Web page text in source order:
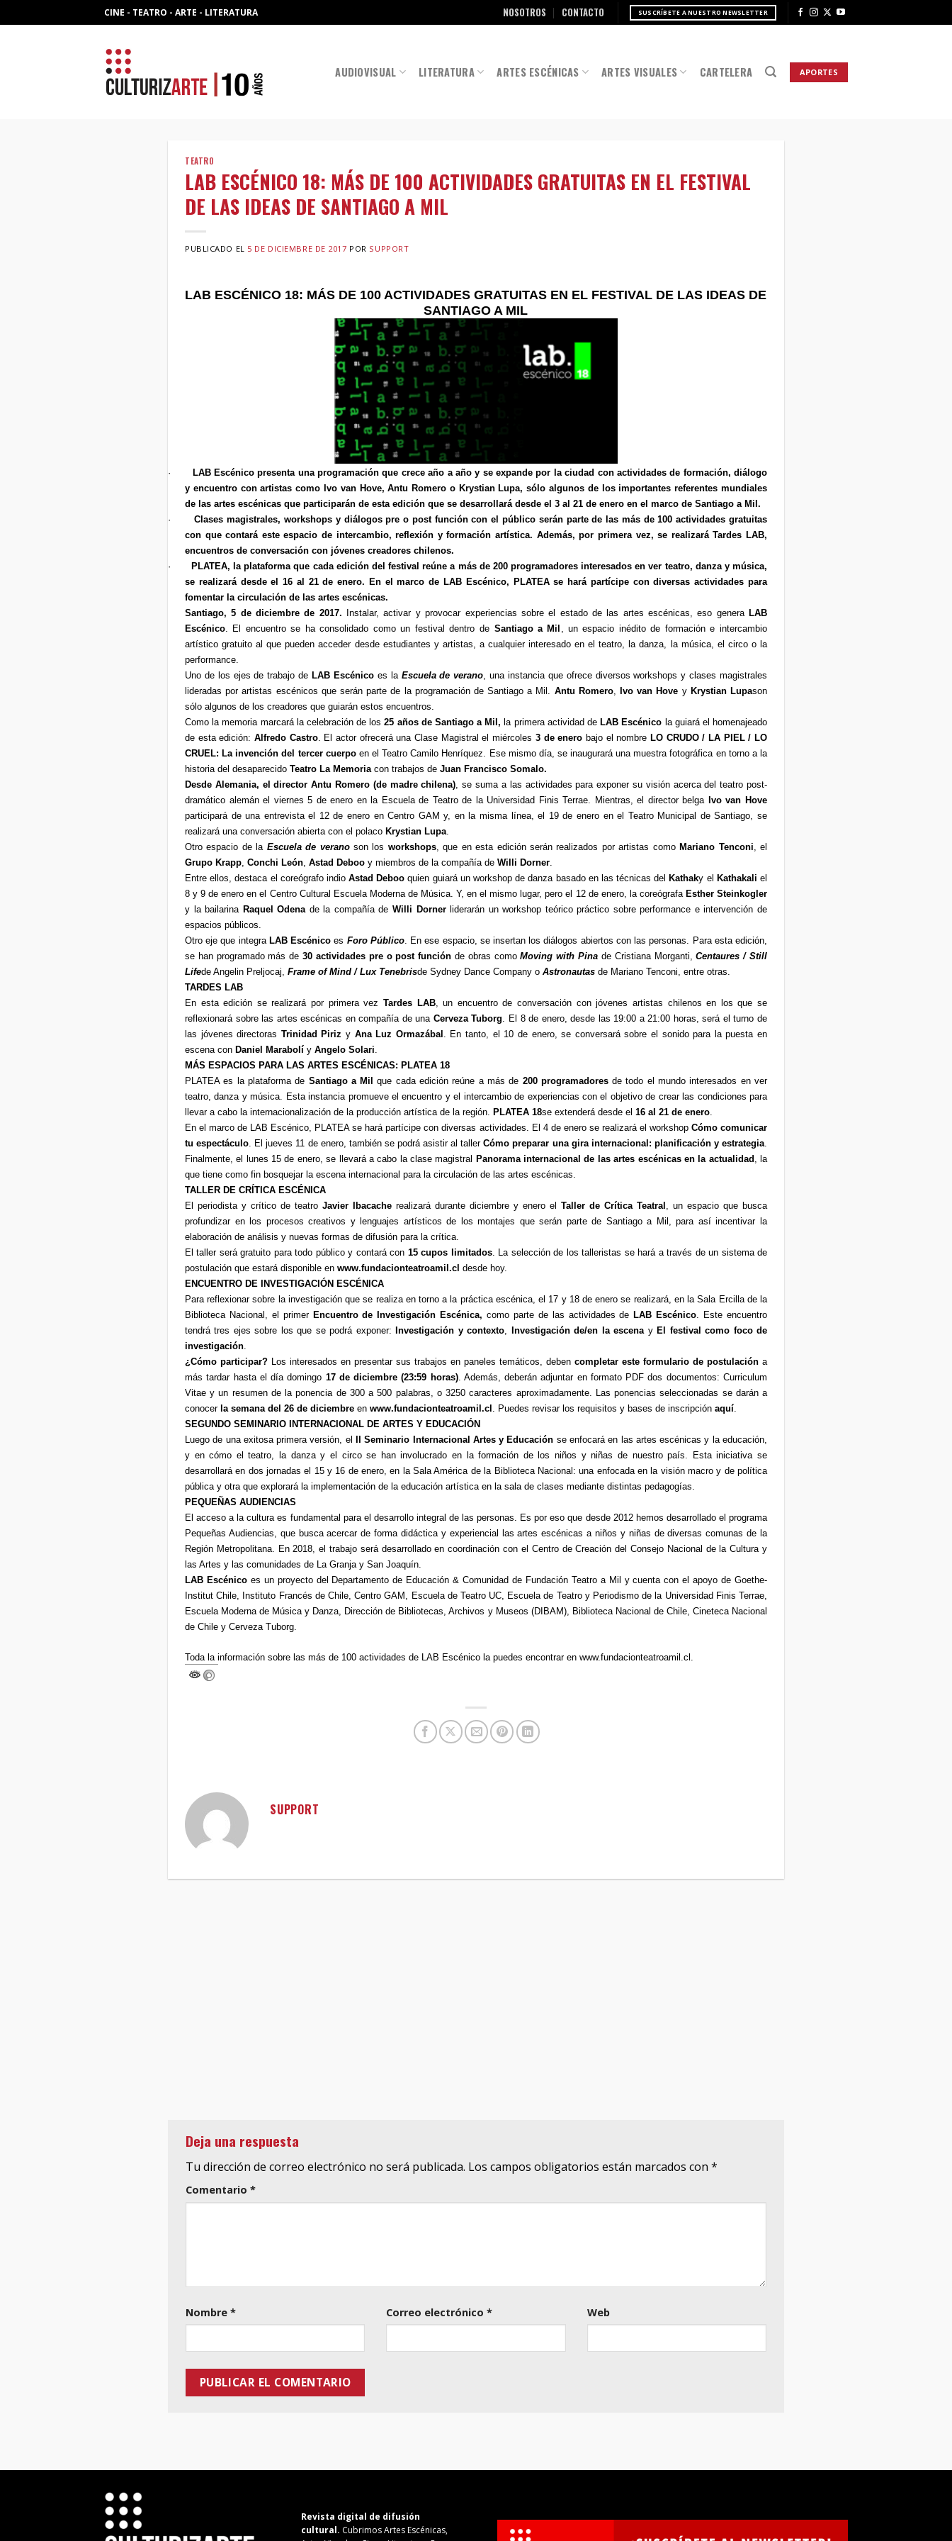
to
CINE - TEATRO - ARTE - LITERATURA NOSOTROS CONTACTO SUSCRÍBETE A NUESTRO NEWSLETTER
AUDIOVISUAL LITERATURA ARTES ESCÉNICAS ARTES VISUALES CARTELERA APORTES
TEATRO
LAB ESCÉNICO 18: MÁS DE 100 ACTIVIDADES GRATUITAS EN EL FESTIVAL
DE LAS IDEAS DE SANTIAGO A MIL
PUBLICADO EL 5 DE DICIEMBRE DE 2017 POR SUPPORT
LAB ESCÉNICO 18: MÁS DE 100 ACTIVIDADES GRATUITAS EN EL FESTIVAL DE LAS IDEAS DE
SANTIAGO A MIL
·
LAB Escénico presenta una programación que crece año a año y se expande por la ciudad con actividades de formación, diálogo
y encuentro con artistas como Ivo van Hove, Antu Romero o Krystian Lupa, sólo algunos de los importantes referentes mundiales
de las artes escénicas que participarán de esta edición que se desarrollará desde el 3 al 21 de enero en el marco de Santiago a Mil.
·
Clases magistrales, workshops y diálogos pre o post función con el público serán parte de las más de 100 actividades gratuitas
con que contará este espacio de intercambio, reflexión y formación artística. Además, por primera vez, se realizará Tardes LAB,
encuentros de conversación con jóvenes creadores chilenos.
·
PLATEA, la plataforma que cada edición del festival reúne a más de 200 programadores interesados en ver teatro, danza y música,
se realizará desde el 16 al 21 de enero. En el marco de LAB Escénico, PLATEA se hará partícipe con diversas actividades para
fomentar la circulación de las artes escénicas.
Santiago, 5 de diciembre de 2017.
Instalar, activar y provocar experiencias sobre el estado de las artes escénicas, eso genera LAB
Escénico . El encuentro se ha consolidado como un festival dentro de Santiago a Mil
, un espacio inédito de formación e intercambio
artístico gratuito al que pueden acceder desde estudiantes y artistas, a cualquier interesado en el teatro, la danza, la música, el circo o la
performance.
Uno de los ejes de trabajo de LAB Escénico es la Escuela de verano , una instancia que ofrece diversos workshops y clases magistrales
lideradas por artistas escénicos que serán parte de la programación de Santiago a Mil. Antu Romero, Ivo van Hove y Krystian Lupason
sólo algunos de los creadores que guiarán estos encuentros.
Como la memoria marcará la celebración de los25 años de Santiago a Mil, la primera actividad de LAB Escénico la guiará el homenajeado
de esta edición:Alfredo Castro. El actor ofrecerá una Clase Magistral el miércoles 3 de enero bajo el nombre LO CRUDO / LA PIEL / LO
CRUEL: La invención del tercer cuerpo en el Teatro Camilo Henríquez. Ese mismo día, se inaugurará una muestra fotográfica en torno a la
historia del desaparecido Teatro La Memoria con trabajos de Juan Francisco Somalo.
Desde Alemania, el director Antu Romero (de madre chilena) , se suma a las actividades para exponer su visión acerca del teatro post-
dramático alemán el viernes 5 de enero en la Escuela de Teatro de la Universidad Finis Terrae. Mientras, el director belga
Ivo van Hove
participará de una entrevista el 12 de enero en Centro GAM y, en la misma línea, el 19 de enero en el Teatro Municipal de Santiago, se
realizará una conversación abierta con el polaco Krystian Lupa
Otro espacio de la Escuela de veranoson los workshops, que en esta edición serán realizados por artistas como Mariano Tenconi , el
Grupo Krapp Conchi León Astad Deboo y miembros de la compañía de Willi Dorner
Entre ellos, destaca el coreógrafo indioAstad Debooquien guiará un workshop de danza basado en las técnicas del Kathaky el Kathakali el
8 y 9 de enero en el Centro Cultural Escuela Moderna de Música. Y, en el mismo lugar, pero el 12 de enero, la coreógrafa Esther Steinkogler
y la bailarina Raquel Odena de la compañía de Willi Dorner liderarán un workshop teórico práctico sobre performance e intervención de
espacios públicos.
Otro eje que integra LAB Escénico es Foro Público. En ese espacio, se insertan los diálogos abiertos con las personas. Para esta edición,
se han programado más de30 actividades pre o post función de obras comoMoving with Pina de Cristiana Morganti,Centaures / Still
Lifede Angelin Preljocaj, Frame of Mind / Lux Tenebrisde Sydney Dance Company o Astronautas de Mariano Tenconi, entre otras.
TARDES LAB
En esta edición se realizará por primera vez Tardes LAB, un encuentro de conversación con jóvenes artistas chilenos en los que se
reflexionará sobre las artes escénicas en compañía de una Cerveza Tuborg . El 8 de enero, desde las 19:00 a 21:00 horas, será el turno de
las jóvenes directoras Trinidad Piriz y Ana Luz Ormazábal
. En tanto, el 10 de enero, se conversará sobre el sonido para la puesta en
escena con Daniel Marabolí y Angelo Solari
MÁS ESPACIOS PARA LAS ARTES ESCÉNICAS: PLATEA 18
PLATEA es la plataforma de Santiago a Mil que cada edición reúne a más de 200 programadoresde todo el mundo interesados en ver
teatro, danza y música. Esta instancia promueve el encuentro y el intercambio de experiencias con el objetivo de crear las condiciones para
llevar a cabo la internacionalización de la producción artística de la región.
PLATEA 18se extenderá desde el 16 al 21 de enero
En el marco de LAB Escénico, PLATEA se hará partícipe con diversas actividades. El 4 de enero se realizará el workshop Cómo comunicar
tu espectáculo . El jueves 11 de enero, también se podrá asistir al tallerCómo preparar una gira internacional: planificación y estrategia
Finalmente, el lunes 15 de enero, se llevará a cabo la clase magistral
Panorama internacional de las artes escénicas en la actualidad
, la
que tiene como fin bosquejar la escena internacional para la circulación de las artes escénicas.
TALLER DE CRÍTICA ESCÉNICA
El periodista y crítico de teatro Javier Ibacache realizará durante diciembre y enero el Taller de Crítica Teatral
, un espacio que busca
profundizar en los procesos creativos y lenguajes artísticos de los montajes que serán parte de Santiago a Mil, para así incentivar la
elaboración de análisis y nuevas formas de difusión para la crítica.
El taller será gratuito para todo público y contará con 15 cupos limitados. La selección de los talleristas se hará a través de un sistema de
postulación que estará disponible en www.fundacionteatroamil.cl desde hoy.
ENCUENTRO DE INVESTIGACIÓN ESCÉNICA
Para reflexionar sobre la investigación que se realiza en torno a la práctica escénica, el 17 y 18 de enero se realizará, en la Sala Ercilla de la
Biblioteca Nacional, el primer Encuentro de Investigación Escénica,como parte de las actividades de LAB Escénico . Este encuentro
tendrá tres ejes sobre los que se podrá exponer:
Investigación y contexto Investigación de/en la escena y El festival como foco de
investigación
¿Cómo participar? Los interesados en presentar sus trabajos en paneles temáticos, deben completar este formulario de postulación a
más tardar hasta el día domingo 17 de diciembre (23:59 horas). Además, deberán adjuntar en formato PDF dos documentos: Curriculum
Vitae y un resumen de la ponencia de 300 a 500 palabras, o 3250 caracteres aproximadamente. Las ponencias seleccionadas se darán a
conocer la semana del 26 de diciembre en www.fundacionteatroamil.cl Puedes revisar los requisitos y bases de inscripción aquí
SEGUNDO SEMINARIO INTERNACIONAL DE ARTES Y EDUCACIÓN
Luego de una exitosa primera versión, el
II Seminario Internacional Artes y Educación se enfocará en las artes escénicas y la educación,
y en cómo el teatro, la danza y el circo se han involucrado en la formación de los niños y niñas de nuestro país. Esta iniciativa se
desarrollará en dos jornadas el 15 y 16 de enero, en la Sala América de la Biblioteca Nacional : una enfocada en la visión macro y de política
pública y otra que explorará la implementación de la educación artística en la sala de clases mediante distintas pedagogías.
PEQUEÑAS AUDIENCIAS
El acceso a la cultura es fundamental para el desarrollo integral de las personas. Es por eso que desde 2012 hemos desarrollado el programa
Pequeñas Audiencias, que busca acercar de forma didáctica y experiencial las artes escénicas a niños y niñas de diversas comunas de la
Región Metropolitana. En 2018, el trabajo será desarrollado en coordinación con el Centro de Creación del Consejo Nacional de la Cultura y
las Artes y las comunidades de La Granja y San Joaquín.
LAB Escénicoes un proyecto del Departamento de Educación & Comunidad de Fundación Teatro a Mil y cuenta con el apoyo de Goethe-
Institut Chile, Instituto Francés de Chile, Centro GAM, Escuela de Teatro UC, Escuela de Teatro y Periodismo de la Universidad Finis Terrae,
Escuela Moderna de Música y Danza, Dirección de Bibliotecas, Archivos y Museos (DIBAM), Biblioteca Nacional de Chile, Cineteca Nacional
de Chile y Cerveza Tuborg.
Toda la información sobre las más de 100 actividades de LAB Escénico la puedes encontrar en www.fundacionteatroamil.cl
SUPPORT
Deja una respuesta
Tu dirección de correo electrónico no será publicada. Los campos obligatorios están marcados con *
Comentario *
Nombre * Correo electrónico* Web
Revista digital de difusión
cultural. Cubrimos Artes Escénicas,